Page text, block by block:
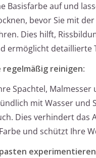
Basisfarbe auf und
bevor Sie mit
Dies hilft,
ermöglicht detaillierte
regelmäßig reinigen:
Spachtel, Malmesser
mit Wasser und
Dies verhindert das
und schützt Ihre
experimentieren